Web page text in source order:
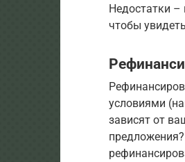
Недостатки –
чтобы
условиями
зависят от